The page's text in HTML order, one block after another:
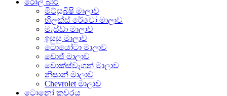
මිට්සුබිෂි මාලාව
හිලක්ස් රේවෝ මාලාව
මැස්ඩා මාලාව
ඉසුසු මාලාව
ටොයෝටා මාලාව
ඩොජ් මාලාව
වොක්ස්වැගන් මාලාව
නිසාන් මාලාව
Chevrolet මාලාව
ටොනෝ කවරය